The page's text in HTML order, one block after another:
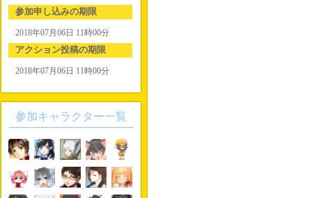
参加申し込みの期限
2018年07月06日 11時00分
アクション投稿の期限
2018年07月06日 11時00分
参加キャラクター一覧